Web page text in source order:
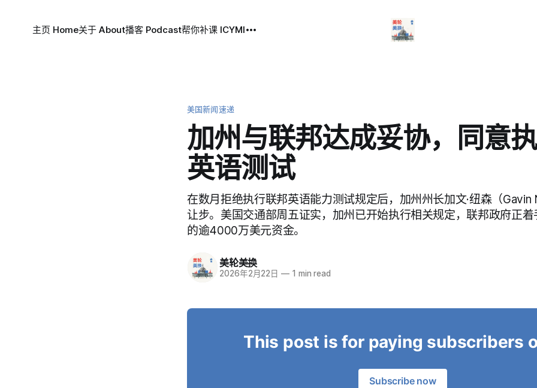
主页 Home关于 About播客 Podcast帮你补课 ICYMI
美国新闻速递
加州与联邦达成妥协，同意
英语测试
在数月拒绝执行联邦英语能力测试规定后，加州州长加文·纽森（
让步。美国交通部周五证实，加州已开始执行相关规定，联邦政府正
的逾4000万美元资金。
美轮美换
2026年2月22日 — 1 min read
This post is for paying subscribers
Subscribe now